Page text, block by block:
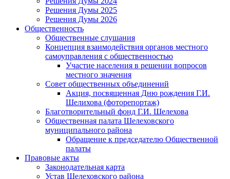
Решения Думы 2025
Решения Думы 2026
Общественность
Общественные слушания
Концепция взаимодействия органов местного
самоуправления с общественностью
Участие населения в решении вопросов
местного значения
Совет общественных объединений
Акция, посвященная Дню рождения Г.И.
Шелихова (фоторепортаж)
Благотворительный фонд Г.И. Шелехова
Общественная палата Шелеховского
муниципального района
Обращение к председателю Общественной
палаты
Правовые акты
Законодательная карта
Устав Шелеховского района